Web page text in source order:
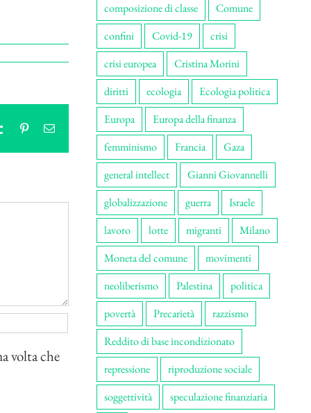
TumblrPinterestEmail
volta che
composizione di classe
Comune
confini
Covid-19
crisi
crisi europea
Cristina Morini
diritti
ecologia
Ecologia politica
Europa
Europa della finanza
femminismo
Francia
Gaza
general intellect
Gianni Giovannelli
globalizzazione
guerra
Israele
lavoro
lotte migranti
Milano
Moneta del comune
movimenti
neoliberismo
Palestina
politica
povertà
Precarietà
razzismo
Reddito di base incondizionato
repressione
riproduzione sociale
soggettività
speculazione finanziaria